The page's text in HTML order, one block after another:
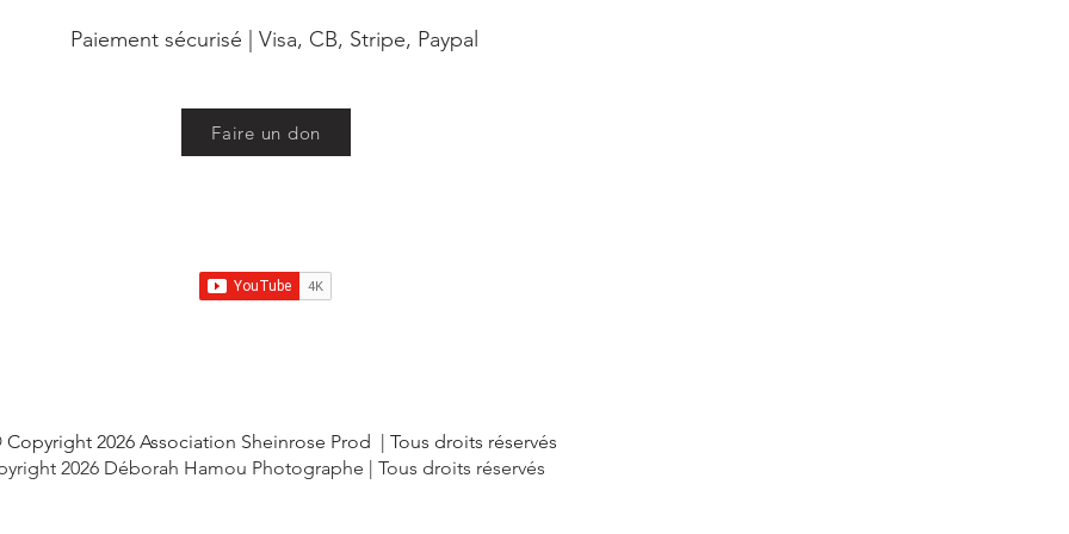
Paiement sécurisé Visa, CB, Stripe, Paypal
Faire un don
2026 Association Sheinrose Prod
| Tous droits réservés
2026 Déborah Hamou Photographe | Tous droits réservés